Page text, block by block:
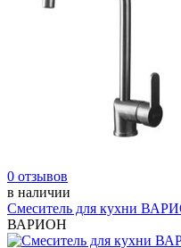
0 отзывов
в наличии
Смеситель для кухни
ВАРИОН